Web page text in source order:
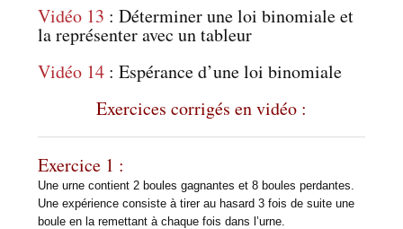
Vidéo 13 : Déterminer une loi binomiale et
la représenter avec un tableur
Vidéo 14 : Espérance d’une loi binomiale
Exercices corrigés en vidéo :
Exercice 1 :
Une urne contient 2 boules gagnantes et 8 boules perdantes.
Une expérience consiste à tirer au hasard 3 fois de suite une
boule en la remettant à chaque fois dans l’urne.